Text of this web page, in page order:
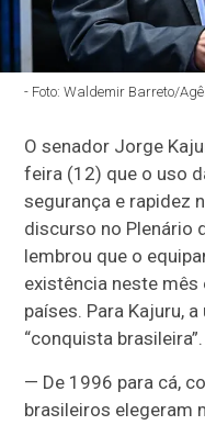
- Foto: Waldemir Barreto/
O senador Jorge
feira (12) que o uso
segurança e rapidez
discurso no Plenário
lembrou que o
existência neste
países. Para Kajuru,
“conquista brasileira”.
— De 1996 para cá,
brasileiros elegeram